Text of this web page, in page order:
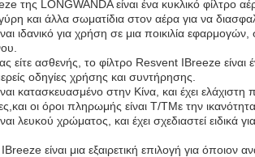
της LONGWANDA είναι ένα κυκλικό
και άλλα σωματίδια στον αέρα για να
ιδανικό για χρήση σε μια ποικιλία
είτε ασθενής, το φίλτρο Resvent IBreeze
οδηγίες χρήσης και συντήρησης.
κατασκευασμένο στην Κίνα, και έχει
οι όροι πληρωμής είναι T/TΜε την
λευκού χρώματος, και έχει σχεδιαστεί
είναι μια εξαιρετική επιλογή για όποιον